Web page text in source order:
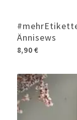
Ännisews
8,90 €